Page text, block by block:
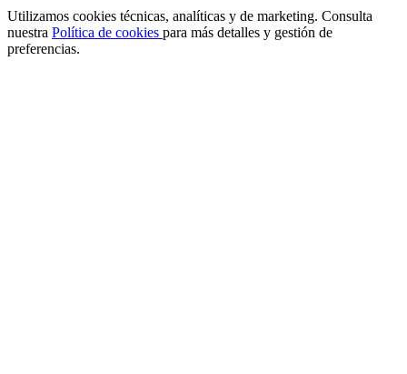
Utilizamos cookies técnicas, analíticas y de marketing. Consulta
nuestra Política de cookies para más detalles y gestión de
preferencias.